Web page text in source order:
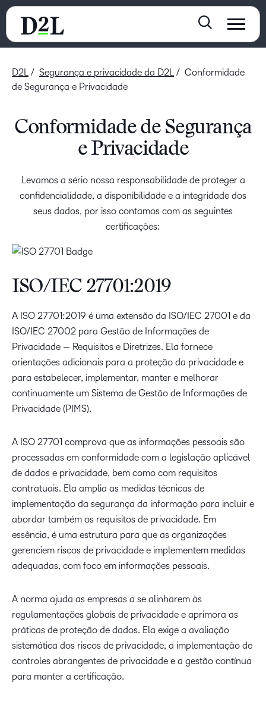
D2L Segurança e privacidade da D2L
Conformidade
de Segurança e Privacidade
Conformidade de Segurança
e Privacidade
Levamos a sério nossa responsabilidade de proteger a
confidencialidade, a disponibilidade e a integridade dos
seus dados, por isso contamos com as seguintes
certificações:
ISO/IEC 27701:2019
A ISO 27701:2019 é uma extensão da ISO/IEC 27001 e da
ISO/IEC 27002 para Gestão de Informações de
Privacidade — Requisitos e Diretrizes. Ela fornece
orientações adicionais para a proteção da privacidade e
para estabelecer, implementar, manter e melhorar
continuamente um Sistema de Gestão de Informações de
Privacidade (PIMS).
A ISO 27701 comprova que as informações pessoais são
processadas em conformidade com a legislação aplicável
de dados e privacidade, bem como com requisitos
contratuais. Ela amplia as medidas técnicas de
implementação da segurança da informação para incluir e
abordar também os requisitos de privacidade. Em
essência, é uma estrutura para que as organizações
gerenciem riscos de privacidade e implementem medidas
adequadas, com foco em informações pessoais.
A norma ajuda as empresas a se alinharem às
regulamentações globais de privacidade e aprimora as
práticas de proteção de dados. Ela exige a avaliação
sistemática dos riscos de privacidade, a implementação de
controles abrangentes de privacidade e a gestão contínua
para manter a certificação.